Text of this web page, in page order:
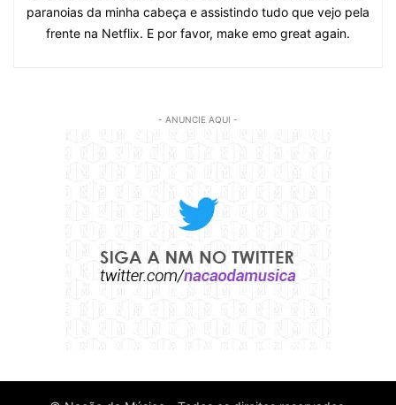
paranoias da minha cabeça e assistindo tudo que vejo pela
frente na Netflix. E por favor, make emo great again.
- ANUNCIE AQUI -